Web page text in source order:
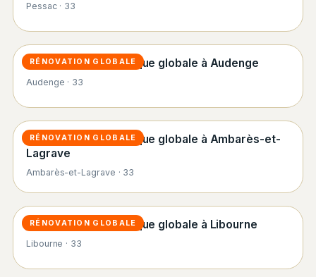
Pessac · 33
RÉNOVATION GLOBALE
Rénovation énergétique globale à Audenge
Audenge · 33
RÉNOVATION GLOBALE
Rénovation énergétique globale à Ambarès-et-
Lagrave
Ambarès-et-Lagrave · 33
RÉNOVATION GLOBALE
Rénovation énergétique globale à Libourne
Libourne · 33